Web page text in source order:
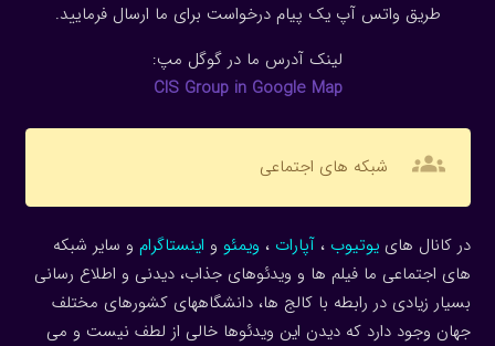
طریق واتس آپ یک پیام درخواست برای ما ارسال فرمایید.
لینک آدرس ما در گوگل مپ:
CIS Group in Google Map
groups شبکه های اجتماعی
در کانال هاییوتیوب ، آپارات ، ویمئو و اینستاگرام و سایر شبکه
های اجتماعی ما فیلم ها و ویدئوهای جذاب، دیدنی و اطلاع رسانی
بسیار زیادی در رابطه با کالج ها، دانشگاههای کشورهای مختلف
جهان وجود دارد که دیدن این ویدئوها خالی از لطف نیست و می